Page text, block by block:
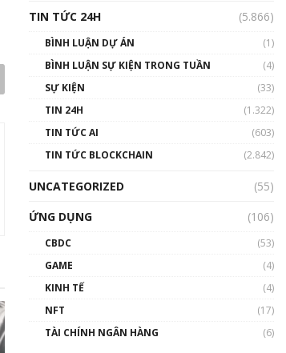
01:49:30
Talkshow 14: MemeCoin –
TIN TỨC 24H
(5.866)
BÌNH LUẬN DỰ ÁN
(1)
BÌNH LUẬN SỰ KIỆN TRONG TUẦN
(4)
SỰ KIỆN
(33)
TIN 24H
(1.322)
TIN TỨC AI
(603)
TIN TỨC BLOCKCHAIN
(2.842)
UNCATEGORIZED
(55)
ỨNG DỤNG
(106)
CBDC
(53)
GAME
(4)
KINH TẾ
(4)
NFT
(17)
TÀI CHÍNH NGÂN HÀNG
(6)